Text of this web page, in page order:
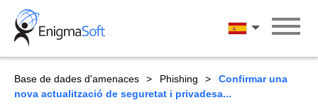
Skip
content
Català
Base de dades d'amenaces Phishing
Confirmar una
nova actualització de seguretat i privadesa...